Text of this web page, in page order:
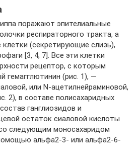
поражают эпителиальные
респираторного тракта, а
(секретирующие слизь),
[3, 4, 7]. Все эти клетки
рецептор, с которым
гемагглютинин (рис. 1), —
или N-ацетилнейраминовой,
2), в составе полисахаридных
ганглиозидов и
остаток сиаловой кислоты
следующим моносахаридом
альфа2-3- или альфа2-6-